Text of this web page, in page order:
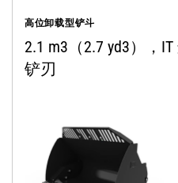
高位卸载型铲斗
2.1 m3（2.7 yd3），
铲刃